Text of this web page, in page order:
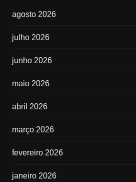
agosto 2026
julho 2026
junho 2026
maio 2026
abril 2026
março 2026
fevereiro 2026
janeiro 2026